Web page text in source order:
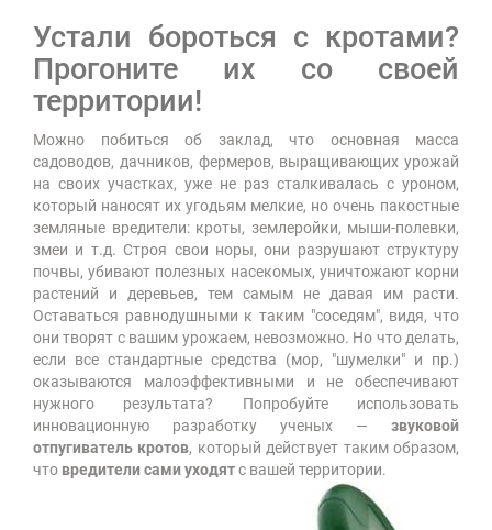
Устали бороться с кротами?
Прогоните их со своей
территории!
Можно побиться об заклад, что основная масса
садоводов, дачников, фермеров, выращивающих урожай
на своих участках, уже не раз сталкивалась с уроном,
который наносят их угодьям мелкие, но очень пакостные
земляные вредители: кроты, землеройки, мыши-полевки,
змеи и т.д. Строя свои норы, они разрушают структуру
почвы, убивают полезных насекомых, уничтожают корни
растений и деревьев, тем самым не давая им расти.
Оставаться равнодушными к таким "соседям", видя, что
они творят с вашим урожаем, невозможно. Но что делать,
если все стандартные средства (мор, "шумелки" и пр.)
оказываются малоэффективными и не обеспечивают
нужного результата? Попробуйте использовать
инновационную разработку ученых — звуковой
отпугиватель кротов, который действует таким образом,
что вредители сами уходятс вашей территории.